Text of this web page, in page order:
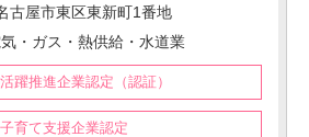
古屋市東区東新町1番地
・ガス・熱供給・水道業
躍推進企業認定（認証）
子育て支援企業認定